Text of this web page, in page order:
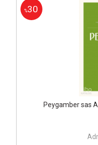
%30
Peygamber sas